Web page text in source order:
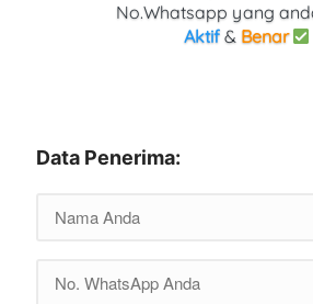
No.Whatsapp yang
Aktif & Benar
Data Penerima: